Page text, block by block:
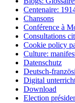
Centenaire:
Chansons
Conférence à
Consultations
Cookie policy
Culture:
Datenschutz
Deutsch-
Digital
Download
Election